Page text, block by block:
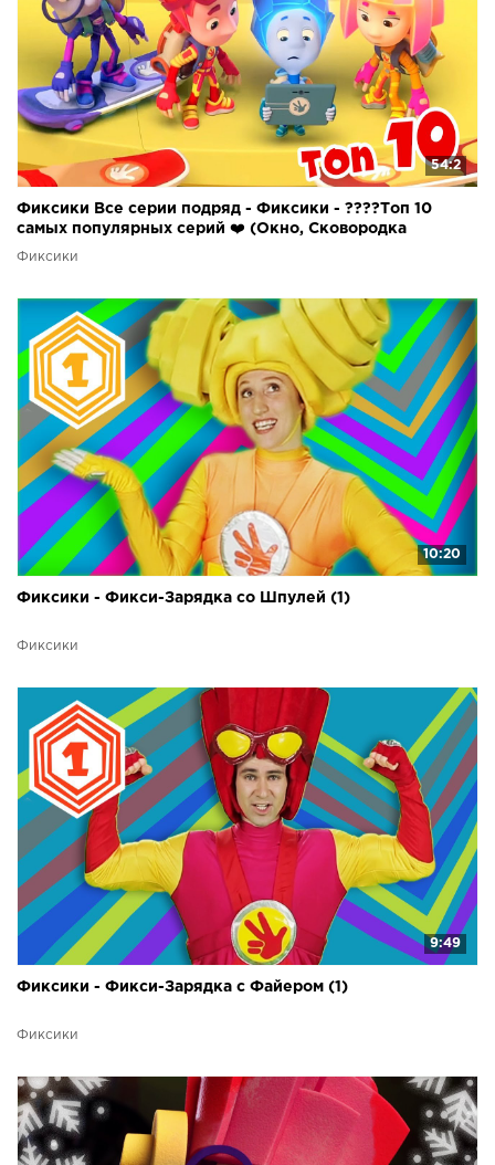
54:2
Фиксики Все серии подряд - Фиксики - ????Топ 10
самых популярных серий ❤️ (Окно, Сковородка
Фиксики
10:20
Фиксики - Фикси-Зарядка со Шпулей (1)
Фиксики
9:49
Фиксики - Фикси-Зарядка с Файером (1)
Фиксики